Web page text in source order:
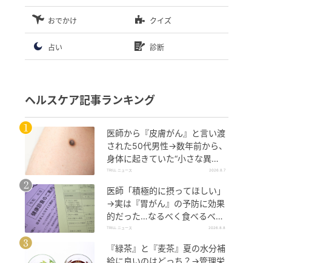
おでかけ クイズ
占い 診断
ヘルスケア記事ランキング
医師から『皮膚がん』と言い渡
された50代男性→数年前から、
身体に起きていた“小さな異
変”に「あのとき受診していれ
TRILL ニュース 2026.8.7
医師「積極的に摂ってほしい」
→実は『胃がん』の予防に効果
的だった…なるべく食べるべ
き“理想的な食材”とは？
TRILL ニュース 2026.8.8
『緑茶』と『麦茶』夏の水分補
給に良いのはどっち？→管理栄